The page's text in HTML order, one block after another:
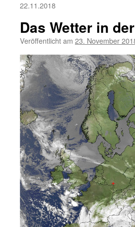
22.11.2018
Das Wetter in
Veröffentlicht am 23. November